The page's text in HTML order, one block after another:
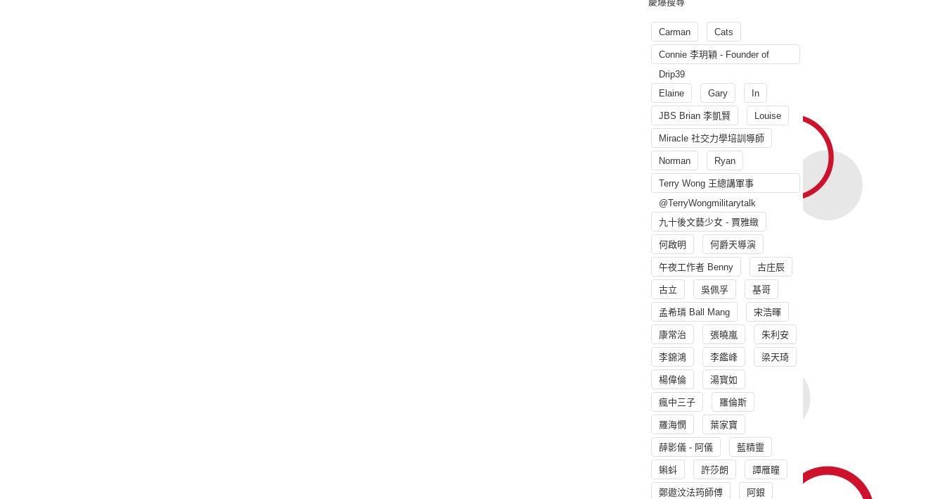
Carman Cats
Connie 李玥穎 - Founder of
Drip39
Elaine
Gary In
JBS Brian 李凱賢 Louise
Miracle 社交力學培訓導師
Norman Ryan
Terry Wong 王總講軍事
@TerryWongmilitarytalk
九十後文藝少女 - 賈雅緻
何啟明 何爵天導演
午夜工作者 Benny 古庄辰
古立 吳佩孚 基哥
孟希璘 Ball Mang 宋浩暉
康常治 張曉嵐 朱利安
李錦鴻 李鑑峰 梁天琦
楊偉倫 湯寳如
瘋中三子 羅倫斯
羅海憫 葉家寶
薛影儀 - 阿儀 藍精靈
蝌蚪 許莎朗 譚雁瞳
鄭遨汶法筠師傅 阿銀